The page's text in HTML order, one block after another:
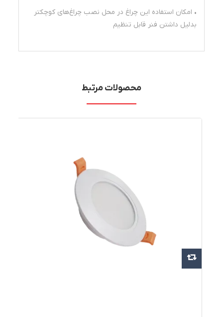
• امکان استفاده این چراغ در محل نصب چراغ‌های کوچکتر
بدلیل داشتن فنر قابل تنظیم
محصولات مرتبط